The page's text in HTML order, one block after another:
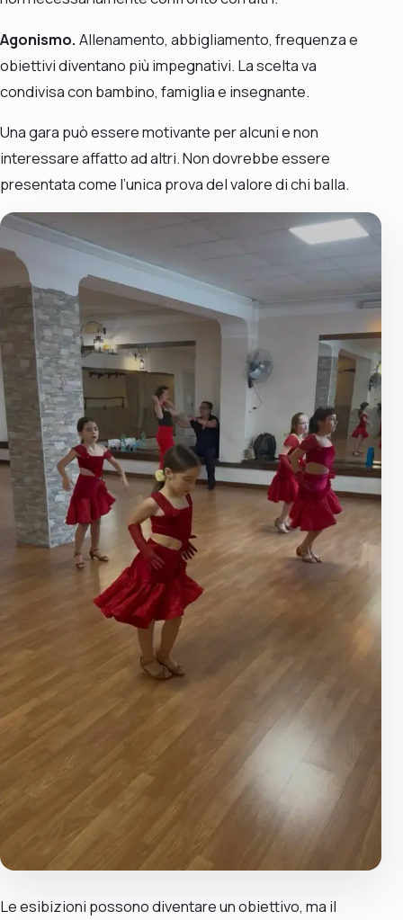
Agonismo. Allenamento, abbigliamento, frequenza e
obiettivi diventano più impegnativi. La scelta va
condivisa con bambino, famiglia e insegnante.
Una gara può essere motivante per alcuni e non
interessare affatto ad altri. Non dovrebbe essere
presentata come l’unica prova del valore di chi balla.
Le esibizioni possono diventare un obiettivo, ma il